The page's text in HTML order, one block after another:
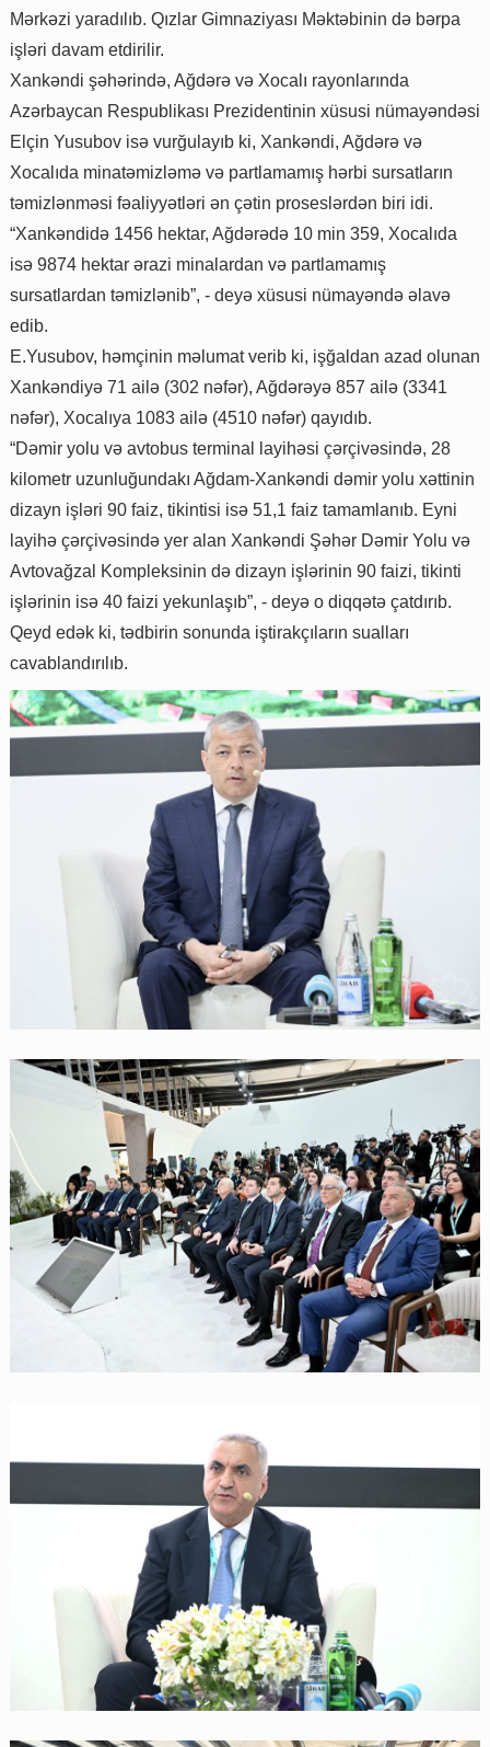
Mərkəzi yaradılıb. Qızlar Gimnaziyası Məktəbinin də bərpa
işləri davam etdirilir.
Xankəndi şəhərində, Ağdərə və Xocalı rayonlarında
Azərbaycan Respublikası Prezidentinin xüsusi nümayəndəsi
Elçin Yusubov isə vurğulayıb ki, Xankəndi, Ağdərə və
Xocalıda minatəmizləmə və partlamamış hərbi sursatların
təmizlənməsi fəaliyyətləri ən çətin proseslərdən biri idi.
“Xankəndidə 1456 hektar, Ağdərədə 10 min 359, Xocalıda
isə 9874 hektar ərazi minalardan və partlamamış
sursatlardan təmizlənib”, - deyə xüsusi nümayəndə əlavə
edib.
E.Yusubov, həmçinin məlumat verib ki, işğaldan azad olunan
Xankəndiyə 71 ailə (302 nəfər), Ağdərəyə 857 ailə (3341
nəfər), Xocalıya 1083 ailə (4510 nəfər) qayıdıb.
“Dəmir yolu və avtobus terminal layihəsi çərçivəsində, 28
kilometr uzunluğundakı Ağdam-Xankəndi dəmir yolu xəttinin
dizayn işləri 90 faiz, tikintisi isə 51,1 faiz tamamlanıb. Eyni
layihə çərçivəsində yer alan Xankəndi Şəhər Dəmir Yolu və
Avtovağzal Kompleksinin də dizayn işlərinin 90 faizi, tikinti
işlərinin isə 40 faizi yekunlaşıb”, - deyə o diqqətə çatdırıb.
Qeyd edək ki, tədbirin sonunda iştirakçıların sualları
cavablandırılıb.